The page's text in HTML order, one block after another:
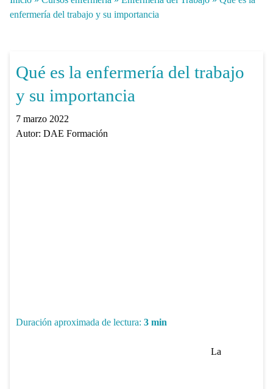
enfermería del trabajo y su importancia
Qué es la enfermería del trabajo
y su importancia
7 marzo 2022
Autor: DAE Formación
Duración aproximada de lectura: 3 min
La